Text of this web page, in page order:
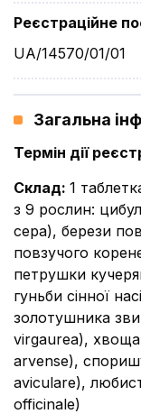
Реєстраційне
UA/14570/01/01
Загальна
Термін дії
Склад: 1
з 9 рослин:
cepa), берези
повзучого
петрушки
гуньби сінної
золотушника
virgaurea), хвоща
arvense),
aviculare),
officinale)